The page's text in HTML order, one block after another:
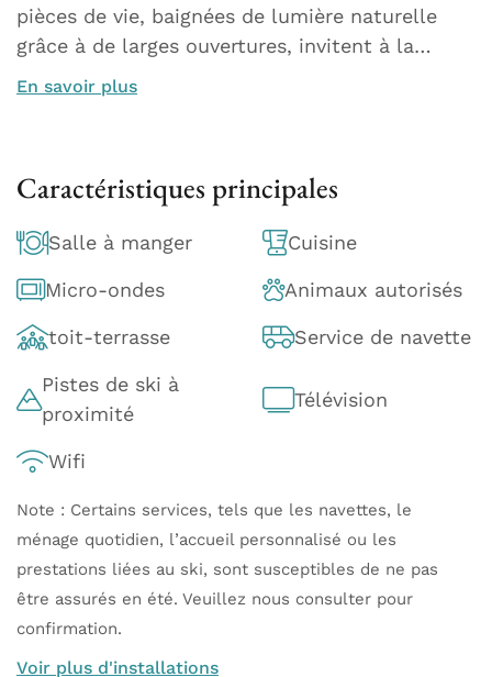
pièces de vie, baignées de lumière naturelle
grâce à de larges ouvertures, invitent à la…
En savoir plus
Caractéristiques principales
Salle à manger Cuisine
Micro-ondes Animaux autorisés
toit-terrasse Service de navette
Pistes de ski à
proximité
Télévision
Wifi
Note : Certains services, tels que les navettes, le
ménage quotidien, l’accueil personnalisé ou les
prestations liées au ski, sont susceptibles de ne pas
être assurés en été. Veuillez nous consulter pour
confirmation.
Voir plus d'installations